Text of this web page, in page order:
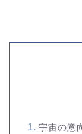
宇宙の意